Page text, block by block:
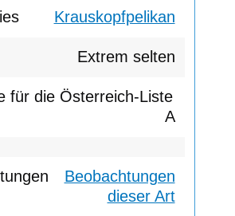
Krauskopfpelikan
Extrem selten
A
Beobachtungen
dieser Art